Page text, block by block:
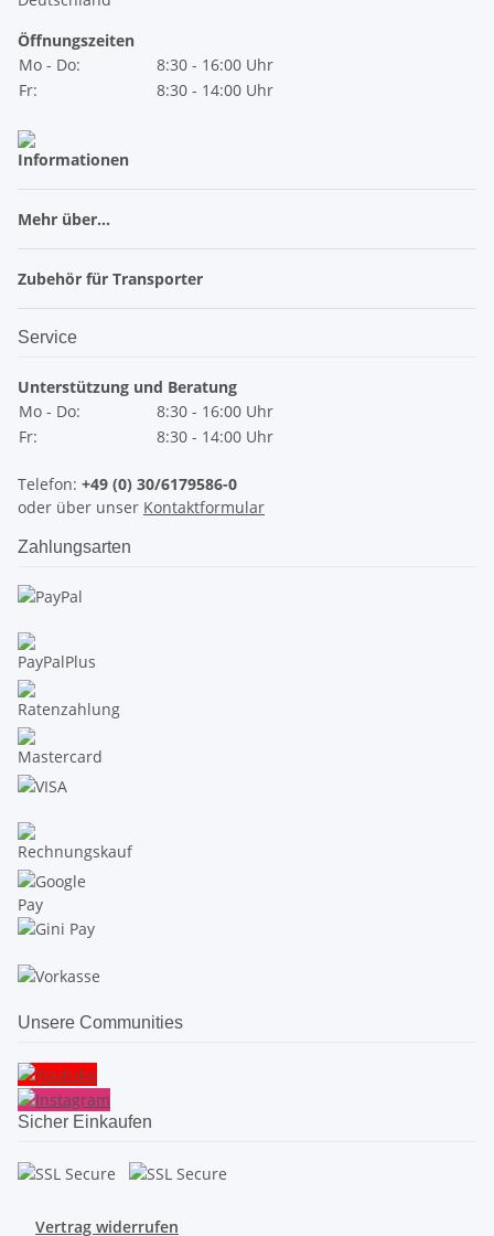
Öffnungszeiten
Mo - Do:
8:30 - 16:00 Uhr
Fr:
8:30 - 14:00 Uhr
Informationen
Mehr über...
Zubehör für Transporter
Service
Unterstützung und Beratung
Mo - Do:
8:30 - 16:00 Uhr
Fr:
8:30 - 14:00 Uhr
Telefon: +49 (0) 30/6179586-0
oder über unser Kontaktformular
Zahlungsarten
Unsere Communities
Sicher Einkaufen
Vertrag widerrufen